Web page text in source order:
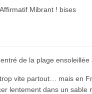
Affirmatif Mibrant ! bises
de la plage
vite partout… mais en
lentement dans un sable